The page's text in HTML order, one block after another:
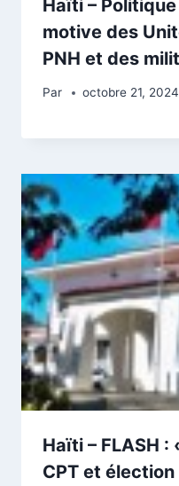
Haïti –
motive des
PNH et des
Par octobre 21, 2024
Haïti – FLASH
CPT et